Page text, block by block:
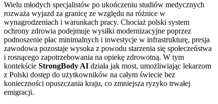
Wielu młodych specjalistów po ukończeniu studiów medycznych
rozważa wyjazd za granicę ze względu na różnice w
wynagrodzeniach i warunkach pracy. Chociaż polski system
ochrony zdrowia podejmuje wysiłki modernizacyjne poprzez
podnoszenie płac minimalnych i inwestycje w infrastrukturę, presja
zawodowa pozostaje wysoka z powodu starzenia się społeczeństwa
i rosnącego zapotrzebowania na opiekę zdrowotną. W tym
kontekście StrongBody AI działa jak most, umożliwiając lekarzom
z Polski dostęp do użytkowników na całym świecie bez
konieczności opuszczania kraju, co zmniejsza ryzyko trwałej
emigracji.